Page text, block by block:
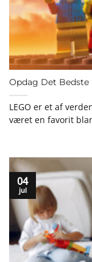
Opdag Det Bedste
LEGO er et af
været en favorit
04
jul